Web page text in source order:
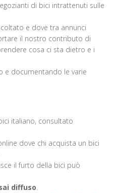
di bici intrattenuti sulle
e dove tra annunci
il nostro contributo di
cosa ci sta dietro e i
e documentando le varie
italiano, consultato
dove chi acquista un bici
il furto della bici può
diffuso.